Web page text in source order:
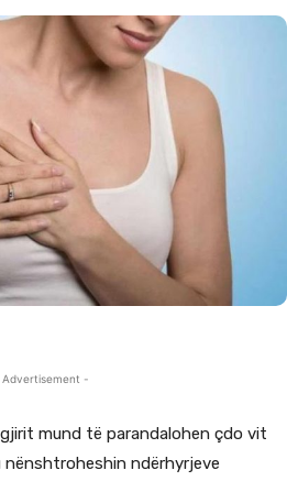
-
mund të parandalohen çdo vit
nënshtroheshin ndërhyrjeve